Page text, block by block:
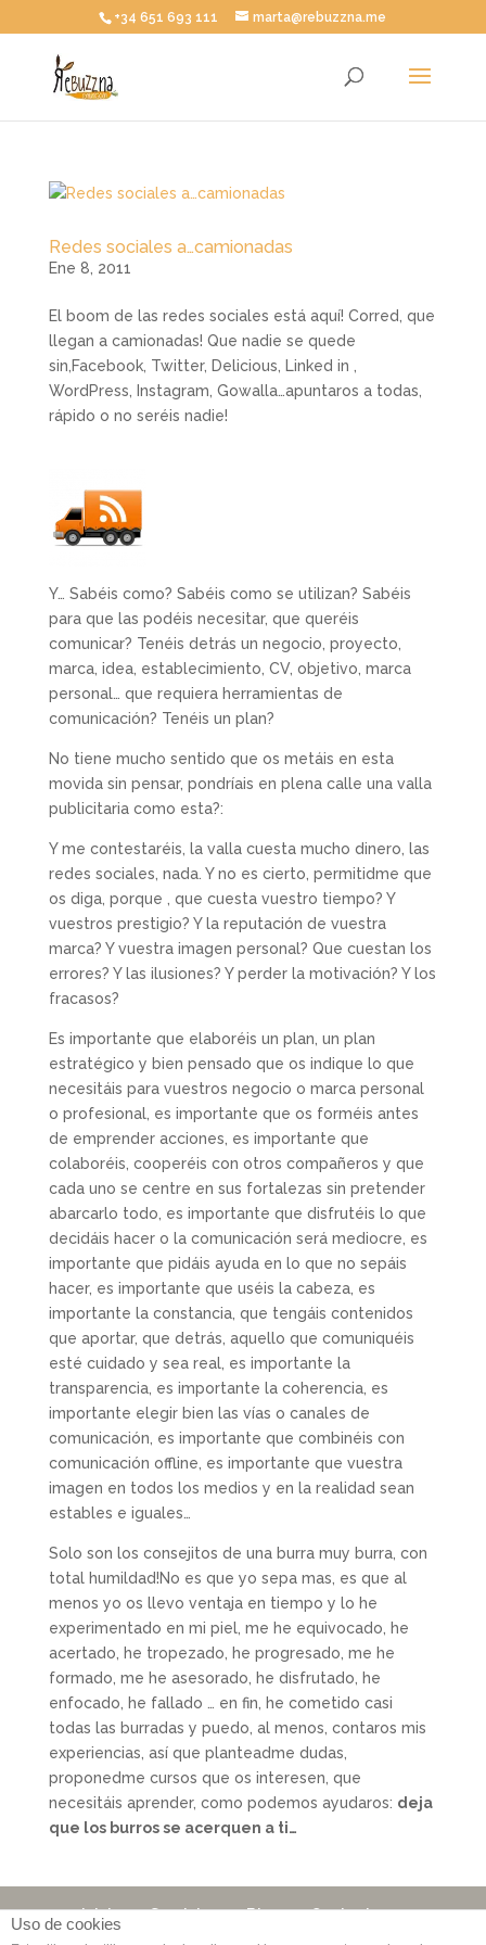
+34 651 693 111 marta@rebuzzna.me
Redes sociales a…camionadas
Ene 8, 2011
El boom de las redes sociales está aquí! Corred, que
llegan a camionadas! Que nadie se quede
sin,Facebook, Twitter, Delicious, Linked in ,
WordPress, Instagram, Gowalla…apuntaros a todas,
rápido o no seréis nadie!
Y… Sabéis como? Sabéis como se utilizan? Sabéis
para que las podéis necesitar, que queréis
comunicar? Tenéis detrás un negocio, proyecto,
marca, idea, establecimiento, CV, objetivo, marca
personal… que requiera herramientas de
comunicación? Tenéis un plan?
No tiene mucho sentido que os metáis en esta
movida sin pensar, pondríais en plena calle una valla
publicitaria como esta?:
Y me contestaréis, la valla cuesta mucho dinero, las
redes sociales, nada. Y no es cierto, permitidme que
os diga, porque , que cuesta vuestro tiempo? Y
vuestros prestigio? Y la reputación de vuestra
marca? Y vuestra imagen personal? Que cuestan los
errores? Y las ilusiones? Y perder la motivación? Y los
fracasos?
Es importante que elaboréis un plan, un plan
estratégico y bien pensado que os indique lo que
necesitáis para vuestros negocio o marca personal
o profesional, es importante que os forméis antes
de emprender acciones, es importante que
colaboréis, cooperéis con otros compañeros y que
cada uno se centre en sus fortalezas sin pretender
abarcarlo todo, es importante que disfrutéis lo que
decidáis hacer o la comunicación será mediocre, es
importante que pidáis ayuda en lo que no sepáis
hacer, es importante que uséis la cabeza, es
importante la constancia, que tengáis contenidos
que aportar, que detrás, aquello que comuniquéis
esté cuidado y sea real, es importante la
transparencia, es importante la coherencia, es
importante elegir bien las vías o canales de
comunicación, es importante que combinéis con
comunicación offline, es importante que vuestra
imagen en todos los medios y en la realidad sean
estables e iguales…
Solo son los consejitos de una burra muy burra, con
total humildad!No es que yo sepa mas, es que al
menos yo os llevo ventaja en tiempo y lo he
experimentado en mi piel, me he equivocado, he
acertado, he tropezado, he progresado, me he
formado, me he asesorado, he disfrutado, he
enfocado, he fallado … en fin, he cometido casi
todas las burradas y puedo, al menos, contaros mis
experiencias, así que planteadme dudas,
proponedme cursos que os interesen, que
necesitáis aprender, como podemos ayudaros: deja
que los burros se acerquen a ti…
Inicio Servicios Blog Contacto
Uso de cookies